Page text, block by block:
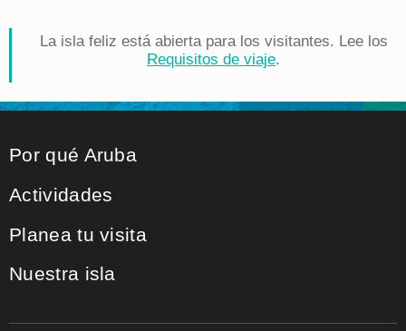
La isla feliz está abierta para los visitantes. Lee los
Requisitos de viaje.
Por qué Aruba
Actividades
Planea tu visita
Nuestra isla